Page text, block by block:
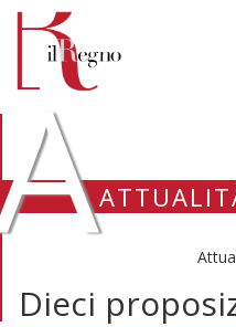
Dieci